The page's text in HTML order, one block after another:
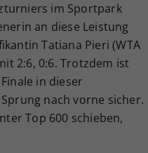
im Sportpark
an diese Leistung
Tatiana Pieri (WTA
2:6, 0:6. Trotzdem ist
in dieser
nach vorne sicher.
Top 600 schieben,